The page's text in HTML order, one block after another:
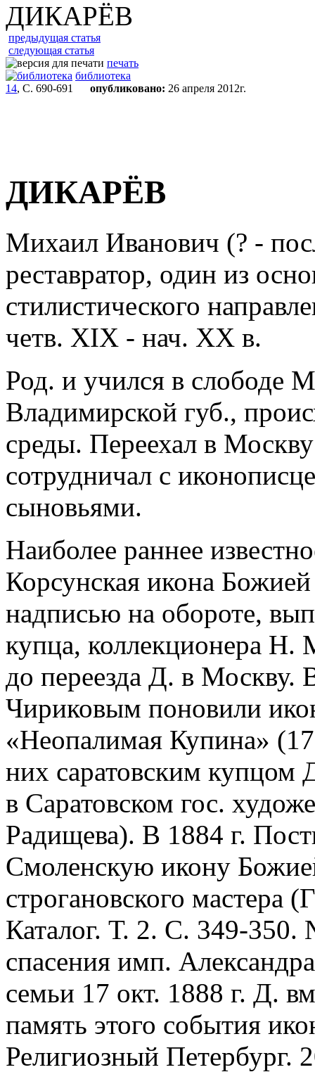
ДИКАРЁВ
предыдущая статья
следующая статья
печать
библиотека
14, С. 690-691 опубликовано: 26 апреля 2012г.
ДИКАРЁВ
Михаил Иванович (? -
реставратор, один из
стилистического
четв. XIX - нач. XX в.
Род. и учился в слободе
Владимирской губ.,
среды. Переехал в
сотрудничал с
сыновьями.
Наиболее раннее
Корсунская икона
надписью на обороте,
купца, коллекционера Н.
до переезда Д. в Москву.
Чириковым поновили
«Неопалимая Купина»
них саратовским
в Саратовском гос.
Радищева). В 1884 г.
Смоленскую икону
строгановского мастера
Каталог. Т. 2. С. 349-
спасения имп.
семьи 17 окт. 1888 г. Д.
память этого события
Религиозный Петербург.